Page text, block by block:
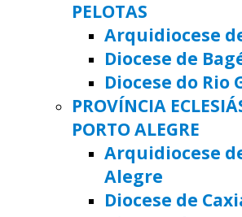
PELOTAS
Arquidiocese
Diocese de
Diocese do Rio
PROVÍNCIA
PORTO ALEGRE
Arquidiocese
Alegre
Diocese de